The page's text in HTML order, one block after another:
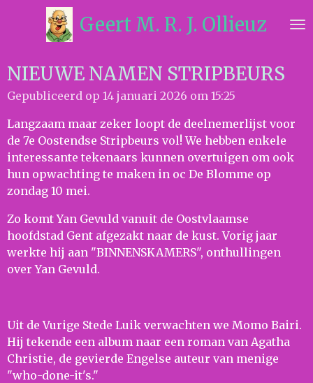
de
hoofdinhoud
Geert M. R. J. Ollieuz
NIEUWE NAMEN STRIPBEURS
Gepubliceerd op 14 januari 2026 om 15:25
Langzaam maar zeker loopt de deelnemerlijst voor
de 7e Oostendse Stripbeurs vol! We hebben enkele
interessante tekenaars kunnen overtuigen om ook
hun opwachting te maken in oc De Blomme op
zondag 10 mei.
Zo komt Yan Gevuld vanuit de Oostvlaamse
hoofdstad Gent afgezakt naar de kust. Vorig jaar
werkte hij aan "BINNENSKAMERS", onthullingen
over Yan Gevuld.
Uit de Vurige Stede Luik verwachten we Momo Bairi.
Hij tekende een album naar een roman van Agatha
Christie, de gevierde Engelse auteur van menige
"who-done-it's."